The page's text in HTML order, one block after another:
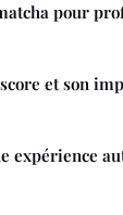
pour
et son
expérience